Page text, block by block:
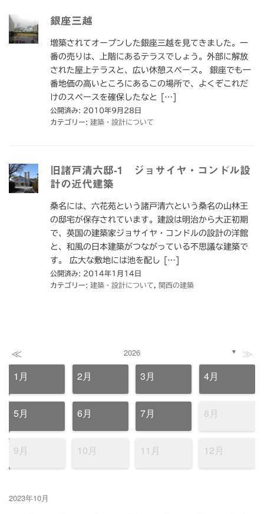
銀座三越
増築されてオープンした銀座三越を見てきました。一
番の売りは、上階にあるテラスでしょう。外部に解放
された屋上テラスと、広い休憩スペース。 銀座でも一
番地価の高いところにあるこの場所で、よくぞこれだ
けのスペースを確保したなと […]
公開済み: 2010年9月28日
カテゴリー: 建築・設計について
旧諸戸清六邸-1 ジョサイヤ・コンドル設
計の近代建築
桑名には、六花苑という諸戸清六という桑名の山林王
の邸宅が保存されています。建設は明治から大正初期
で、英国の建築家ジョサイヤ・コンドルの設計の洋館
と、和風の日本建築がつながっている不思議な建築で
す。 広大な敷地には池を配し […]
公開済み: 2014年1月14日
カテゴリー: 建築・設計について, 関西の建築
≪ 2026 ▼ ≫
1月 2月 3月 4月
5月 6月 7月 8月
9月 10月 11月 12月
2023年10月